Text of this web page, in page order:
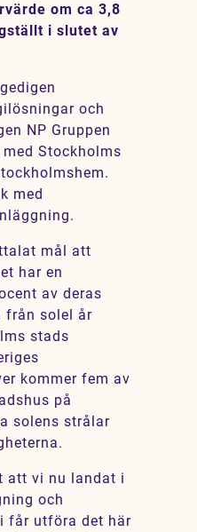
om ca 3,8
i slutet av
och
NP Gruppen
Stockholms
med
mål att
har en
av deras
från solel år
stads
kommer fem av
på
solens strålar
att vi nu landat i
och
får utföra det här